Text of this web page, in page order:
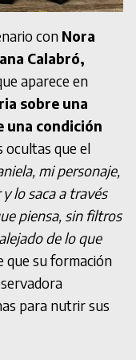
con Nora
Calabró,
aparece en
sobre una
una condición
ocultas que el
mi personaje,
lo saca a través
piensa, sin filtros
de lo que
que su formación
para nutrir sus